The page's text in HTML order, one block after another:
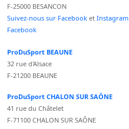
F-25000 BESANCON
Suivez-nous sur Facebook et Instagram
Facebook
ProDuSport BEAUNE
32 rue d'Alsace
F-21200 BEAUNE
ProDuSport CHALON SUR SAÔNE
41 rue du Châtelet
F-71100 CHALON SUR SAÔNE